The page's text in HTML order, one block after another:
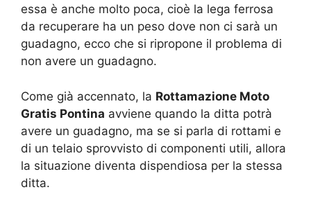
essa è anche molto poca, cioè la lega ferrosa
da recuperare ha un peso dove non ci sarà un
guadagno, ecco che si ripropone il problema di
non avere un guadagno.
Come già accennato, la Rottamazione Moto
Gratis Pontina avviene quando la ditta potrà
avere un guadagno, ma se si parla di rottami e
di un telaio sprovvisto di componenti utili, allora
la situazione diventa dispendiosa per la stessa
ditta.